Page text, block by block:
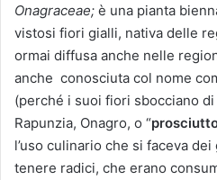
Onagraceae; è una pianta
vistosi fiori gialli, nativa delle
ormai diffusa anche nelle
anche conosciuta col nome
(perché i suoi fiori sbocciano di
Rapunzia, Onagro, o “
l’uso culinario che si faceva
tenere radici, che erano